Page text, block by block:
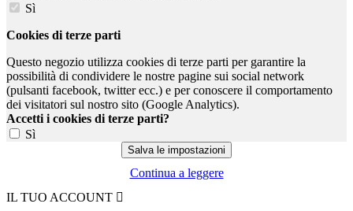
Sì
Cookies di terze parti
Questo negozio utilizza cookies di terze parti per garantire la
possibilità di condividere le nostre pagine sui social network
(pulsanti facebook, twitter ecc.) e per conoscere il comportamento
dei visitatori sul nostro sito (Google Analytics).
Accetti i cookies di terze parti?
Sì
Continua a leggere
IL TUO ACCOUNT 